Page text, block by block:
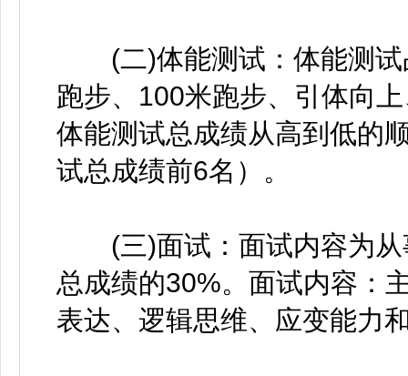
(二)体能测试：体能测试
跑步、100米跑步、引体向
体能测试总成绩从高到低的
试总成绩前6名）。
(三)面试：面试内容为从
总成绩的30%。面试内容：
表达、逻辑思维、应变能力